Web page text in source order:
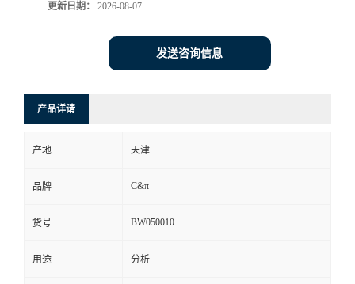
更新日期： 2026-08-07
发送咨询信息
产品详请
产地 天津
品牌 C&π
货号 BW050010
用途 分析